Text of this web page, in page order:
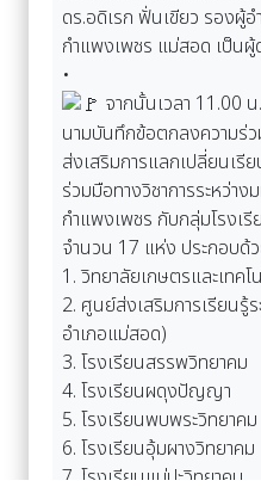
ดร.อดิเรก ฟั่นเขียว รองผู้
กําแพงเพชร แม่สอด เป็นผู้
•
จากนั้นเวลา 11.00
นามบันทึกข้อตกลงความร่
ส่งเสริมการแลกเปลี่ยนเรี
ร่วมมือทางวิชาการระหว่าง
กำแพงเพชร กับกลุ่มโรงเ
จำนวน 17 แห่ง ประกอบด้
1. วิทยาลัยเกษตรและเทคโ
2. ศูนย์ส่งเสริมการเรียนรู้
อำเภอแม่สอด)
3. โรงเรียนสรรพวิทยาคม
4. โรงเรียนผดุงปัญญา
5. โรงเรียนพบพระวิทยาคม
6. โรงเรียนอุ้มผางวิทยาคม
7. โรงเรียนแม่ปะวิทยาคม